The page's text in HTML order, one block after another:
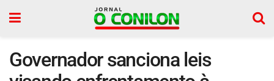
Governador sanciona leis